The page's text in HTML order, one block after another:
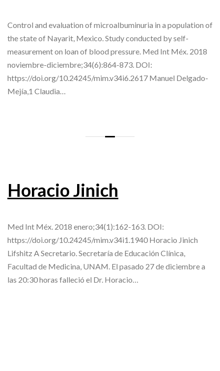
Control and evaluation of microalbuminuria in a population of
the state of Nayarit, Mexico. Study conducted by self-
measurement on loan of blood pressure. Med Int Méx. 2018
noviembre-diciembre;34(6):864-873. DOI:
https://doi.org/10.24245/mim.v34i6.2617 Manuel Delgado-
Mejía,1 Claudia…
Horacio Jinich
Med Int Méx. 2018 enero;34(1):162-163. DOI:
https://doi.org/10.24245/mim.v34i1.1940 Horacio Jinich
Lifshitz A Secretario. Secretaría de Educación Clínica,
Facultad de Medicina, UNAM. El pasado 27 de diciembre a
las 20:30 horas falleció el Dr. Horacio…